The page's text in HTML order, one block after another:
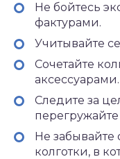
Не бойтесь
фактурами.
Учитывайте
Сочетайте
аксессуарами.
Следите за
Не забывайте
колготки, в